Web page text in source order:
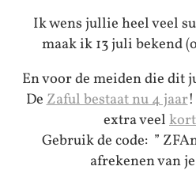
Ik wens jullie heel veel
maak ik 13 juli bekend
En voor de meiden die dit
DeZaful bestaat nu 4 jaar!
extra veel
Gebruik de code: ”
afrekenen van